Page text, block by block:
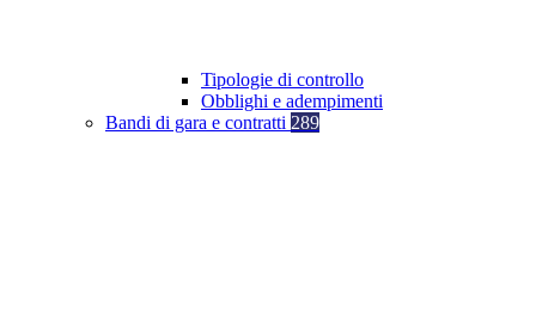
Tipologie di controllo
Obblighi e adempimenti
Bandi di gara e contratti 289